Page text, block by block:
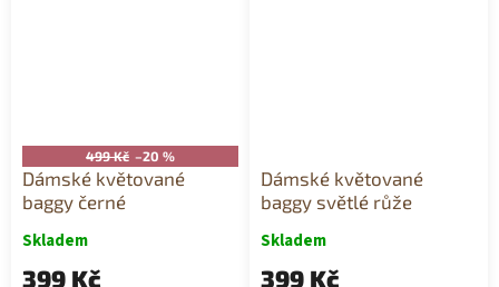
499 Kč –20 %
Dámské květované
baggy černé
Skladem
399 Kč
Dámské květované
baggy světlé růže
Skladem
399 Kč